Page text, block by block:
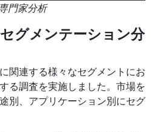
門家分析
グメンテーション分
関連する様々なセグメントにお
る調査を実施しました。市場を
別、アプリケーション別にセグ